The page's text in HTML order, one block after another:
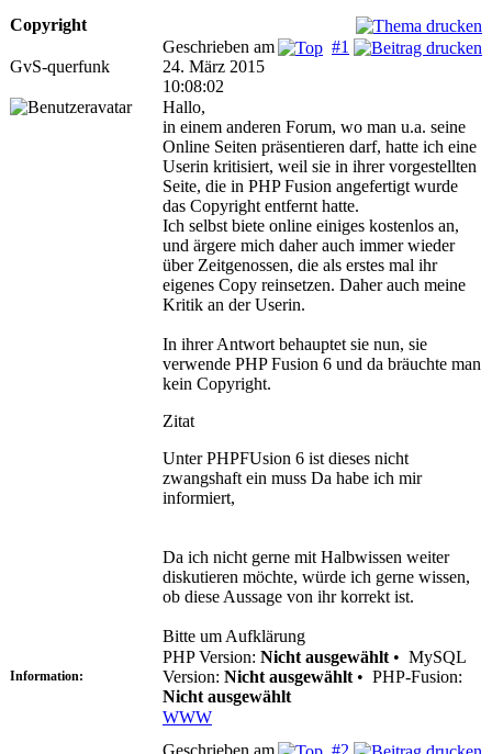
Copyright
GvS-querfunk
#1
Geschrieben am
24. März 2015
10:08:02
Hallo,
in einem anderen Forum, wo man u.a. seine
Online Seiten präsentieren darf, hatte ich eine
Userin kritisiert, weil sie in ihrer vorgestellten
Seite, die in PHP Fusion angefertigt wurde
das Copyright entfernt hatte.
Ich selbst biete online einiges kostenlos an,
und ärgere mich daher auch immer wieder
über Zeitgenossen, die als erstes mal ihr
eigenes Copy reinsetzen. Daher auch meine
Kritik an der Userin.
In ihrer Antwort behauptet sie nun, sie
verwende PHP Fusion 6 und da bräuchte man
kein Copyright.
Zitat
Unter PHPFUsion 6 ist dieses nicht
zwangshaft ein muss Da habe ich mir
informiert,
Da ich nicht gerne mit Halbwissen weiter
diskutieren möchte, würde ich gerne wissen,
ob diese Aussage von ihr korrekt ist.
Bitte um Aufklärung
Information:
PHP Version: Nicht ausgewählt • MySQL
Version: Nicht ausgewählt • PHP-Fusion:
Nicht ausgewählt
WWW
#2
Geschrieben am